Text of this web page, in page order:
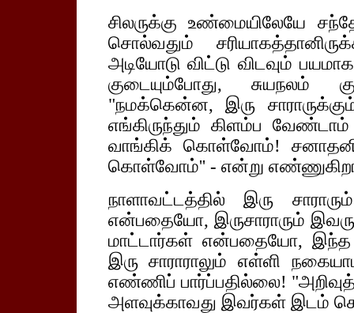
சிலருக்கு உண்மையிலேயே
சொல்வதும்
அடியோடு விட்டு விடவும்
குடையும்போது, சுயநலம்
"நமக்கென்ன, இரு
எங்கிருந்தும் கிளம்ப
வாங்கிக் கொள்வோம்! சனாதனி
கொள்வோம்'' - என்று
நாளாவட்டத்தில் இரு
என்பதையோ, இருசாராரும்
மாட்டார்கள் என்பதையோ, இந்த
இரு சாராராலும் எள்ளி
எண்ணிப் பார்ப்பதில்லை!
அளவுக்காவது இவர்கள் இடம்